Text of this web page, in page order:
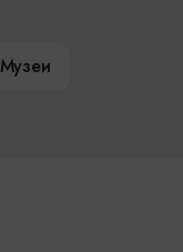
Музеи